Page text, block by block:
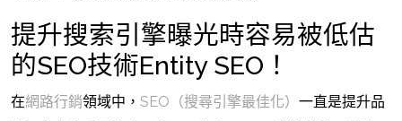
提升搜索引擎曝光時容易被低估
的SEO技術Entity SEO！
在網路行銷領域中， SEO（搜尋引擎最佳化） 一直是提升品